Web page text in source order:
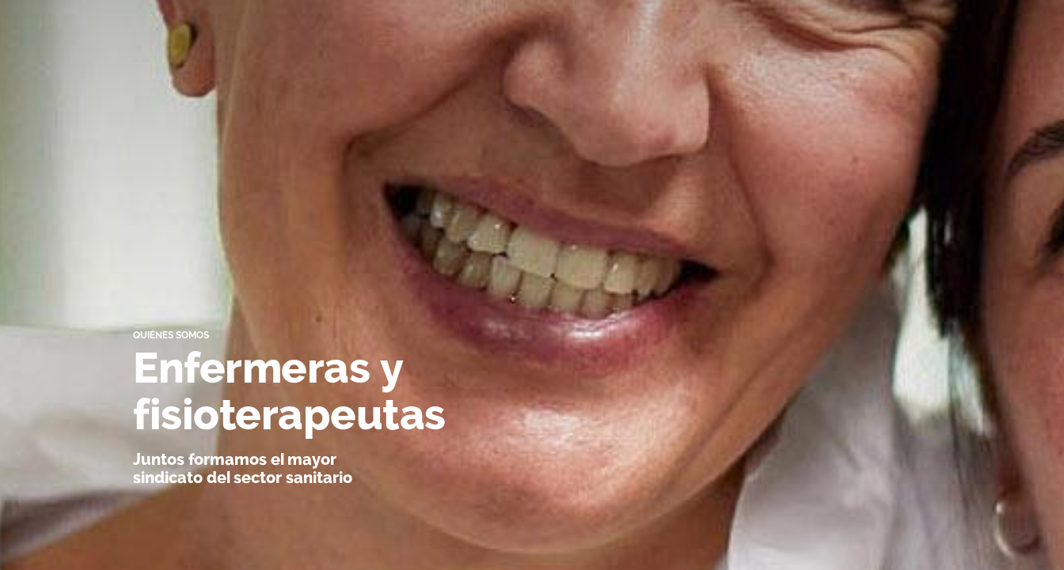
QUIÉNES SOMOS
Enfermeras y
fisioterapeutas
Juntos formamos el mayor
sindicato del sector sanitario